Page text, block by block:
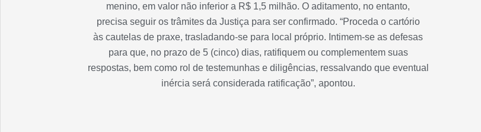
menino, em valor não inferior a R$ 1,5 milhão. O aditamento, no entanto,
precisa seguir os trâmites da Justiça para ser confirmado. “Proceda o cartório
às cautelas de praxe, trasladando-se para local próprio. Intimem-se as defesas
para que, no prazo de 5 (cinco) dias, ratifiquem ou complementem suas
respostas, bem como rol de testemunhas e diligências, ressalvando que eventual
inércia será considerada ratificação”, apontou.